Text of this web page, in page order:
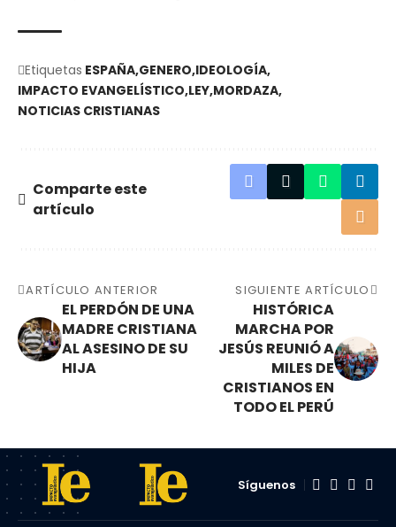
Etiquetas ESPAÑA GENERO IDEOLOGÍA
IMPACTO EVANGELÍSTICO LEY MORDAZA
NOTICIAS CRISTIANAS
Comparte este
artículo
ARTÍCULO ANTERIOR
EL PERDÓN DE UNA
MADRE CRISTIANA
AL ASESINO DE SU
HIJA
SIGUIENTE ARTÍCULO
HISTÓRICA
MARCHA POR
JESÚS REUNIÓ A
MILES DE
CRISTIANOS EN
TODO EL PERÚ
Síguenos